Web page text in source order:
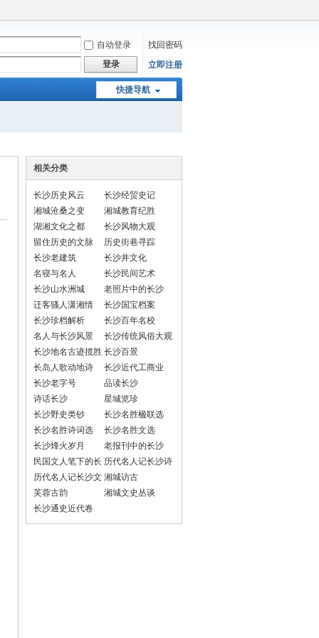
自动登录
找回密码
登录
立即注册
快捷导航
相关分类
长沙历史风云
长沙经贸史记
湘城沧桑之变
湘城教育纪胜
湖湘文化之都
长沙风物大观
留住历史的文脉
历史街巷寻踪
长沙老建筑
长沙井文化
名寝与名人
长沙民间艺术
长沙山水洲城
老照片中的长沙
迁客骚人潇湘情
长沙国宝档案
长沙珍档解析
长沙百年名校
名人与长沙风景
长沙传统风俗大观
长沙地名古迹揽胜 长沙百景
长岛人歌动地诗
长沙近代工商业
长沙老字号
品读长沙
诗话长沙
星城览珍
长沙野史类钞
长沙名胜楹联选
长沙名胜诗词选
长沙名胜文选
长沙烽火岁月
老报刊中的长沙
民国文人笔下的长
沙
历代名人记长沙诗
词选
历代名人记长沙文
选
湘城访古
芙蓉古韵
湘城文史丛谈
长沙通史近代卷